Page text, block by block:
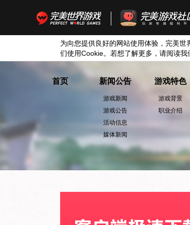
为向您提供良好的网站使用体验，完美世
们使用Cookie。若想了解更多，请阅读我
首页 新闻公告
游戏新闻
游戏公告
活动信息
媒体新闻
游戏特色
游戏背景
职业介绍